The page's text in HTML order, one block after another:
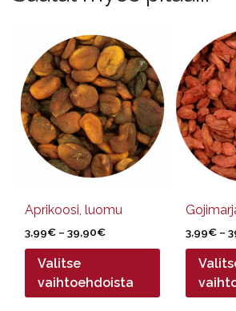
Aprikoosi, luomu
3,99€ – 39,90€Hintaluokka:
3,99€
39,90€
Valitse
vaihtoehdoista
tuotteella
useampi
muunnelma.
Voit
tehdä
valinnat
sivulla.
3,99€ –
tuotteella
on
useampi
Voit
tehdä
valinnat
sivulla.